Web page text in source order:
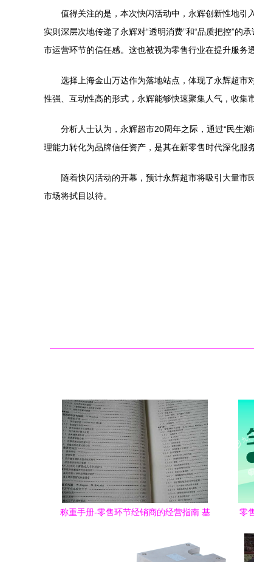
值得关注的是，本次快闪活动中，永辉创新性地引
实则深层次地传递了永辉对“透明消费”和“品质把控”
市运营环节的信任感。这也被视为零售行业在提升服务
选择上海金山万达作为落地站点，体现了永辉超市
性强、互动性高的形式，永辉能够快速聚集人气，收集
分析人士认为，永辉超市20周年之际，通过“民生
理能力转化为品牌信任资产，是其在新零售时代深化服
随着快闪活动的开幕，预计永辉超市将吸引大量市
市场将拭目以待。
称重手册-零售环节经销商的经营指南 基
零